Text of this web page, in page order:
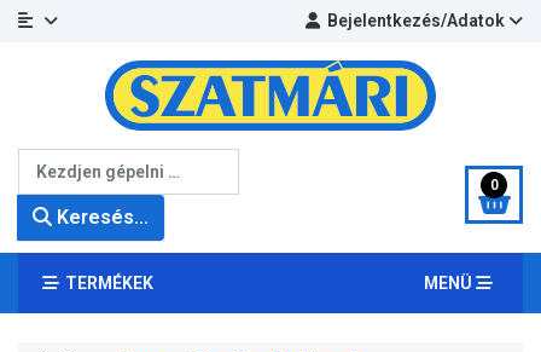
Bejelentkezés/Adatok
Keresés...
0
TERMÉKEK MENÜ